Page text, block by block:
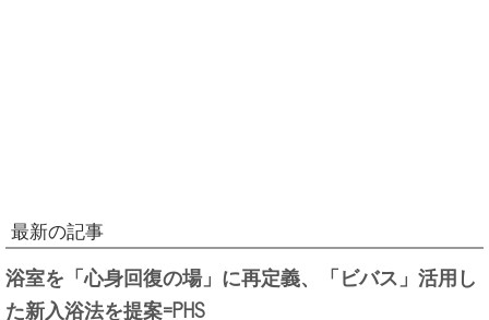
最新の記事
浴室を「心身回復の場」に再定義、「ビバス」活用し
た新入浴法を提案=PHS